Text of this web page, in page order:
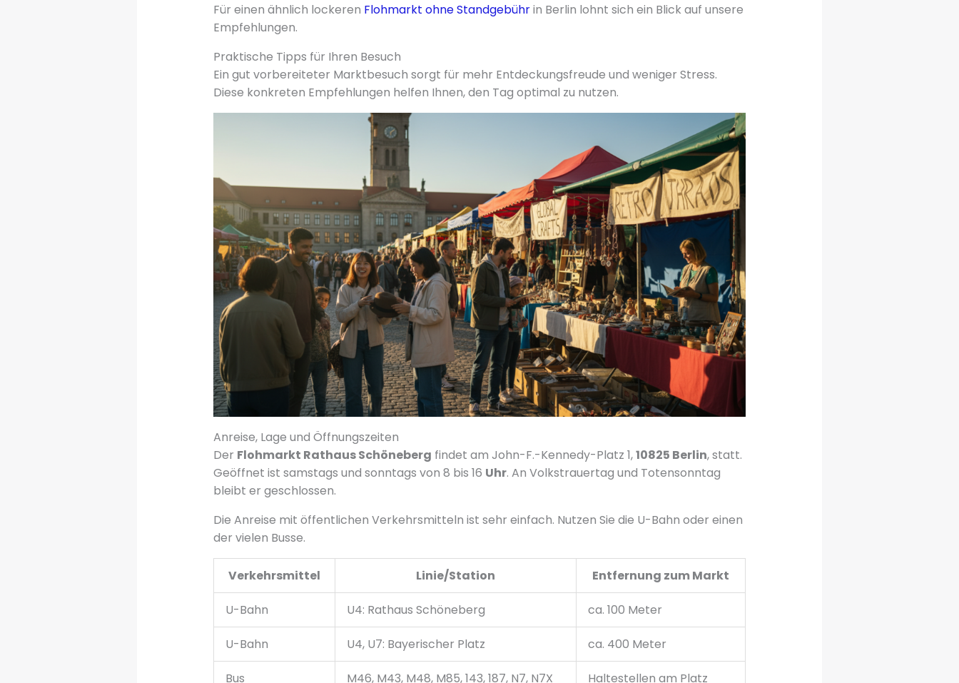
Für einen ähnlich lockeren Flohmarkt ohne Standgebührin Berlin lohnt sich ein Blick auf unsere
Empfehlungen.
Praktische Tipps für Ihren Besuch
Ein gut vorbereiteter Marktbesuch sorgt für mehr Entdeckungsfreude und weniger Stress.
Diese konkreten Empfehlungen helfen Ihnen, den Tag optimal zu nutzen.
Anreise, Lage und Öffnungszeiten
Der Flohmarkt Rathaus Schöneberg findet am John-F.-Kennedy-Platz 1,10825 Berlin, statt.
Geöffnet ist samstags und sonntags von 8 bis 16 Uhr. An Volkstrauertag und Totensonntag
bleibt er geschlossen.
Die Anreise mit öffentlichen Verkehrsmitteln ist sehr einfach. Nutzen Sie die U-Bahn oder einen
der vielen Busse.
Verkehrsmittel Linie/Station Entfernung zum Markt
U-Bahn U4: Rathaus Schöneberg ca. 100 Meter
U-Bahn U4, U7: Bayerischer Platz ca. 400 Meter
Bus M46, M43, M48, M85, 143, 187, N7, N7X Haltestellen am Platz